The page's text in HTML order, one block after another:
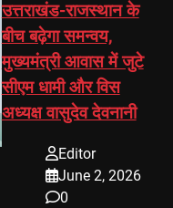
उत्तराखंड-राजस्थान के
बीच बढ़ेगा समन्वय,
मुख्यमंत्री आवास में जुटे
सीएम धामी और विस
अध्यक्ष वासुदेव देवनानी
Editor
June 2, 2026
0